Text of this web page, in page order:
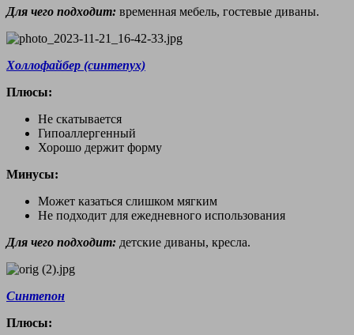
Для чего подходит: временная мебель, гостевые диваны.
Холлофайбер (синтепух)
Плюсы:
Не скатывается
Гипоаллергенный
Хорошо держит форму
Минусы:
Может казаться слишком мягким
Не подходит для ежедневного использования
Для чего подходит: детские диваны, кресла.
Синтепон
Плюсы: